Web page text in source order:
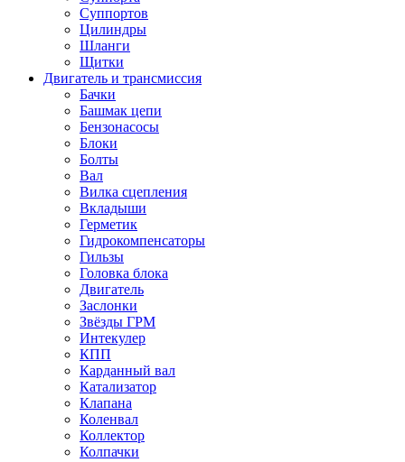
Суппортов
Цилиндры
Шланги
Щитки
Двигатель и трансмиссия
Бачки
Башмак цепи
Бензонасосы
Блоки
Болты
Вал
Вилка сцепления
Вкладыши
Герметик
Гидрокомпенсаторы
Гильзы
Головка блока
Двигатель
Заслонки
Звёзды ГРМ
Интекулер
КПП
Карданный вал
Катализатор
Клапана
Коленвал
Коллектор
Колпачки